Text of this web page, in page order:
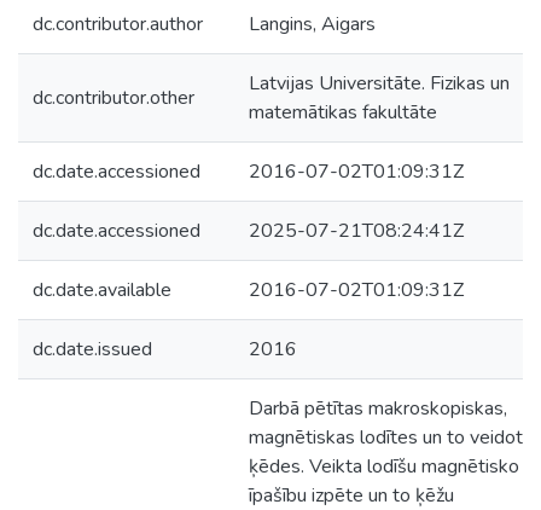
dc.contributor.author Langins, Aigars
dc.contributor.other
Latvijas Universitāte. Fizikas un
matemātikas fakultāte
dc.date.accessioned 2016-07-02T01:09:31Z
dc.date.accessioned 2025-07-21T08:24:41Z
dc.date.available 2016-07-02T01:09:31Z
dc.date.issued 2016
Darbā pētītas makroskopiskas,
magnētiskas lodītes un to veidotās
ķēdes. Veikta lodīšu magnētisko
īpašību izpēte un to ķēžu